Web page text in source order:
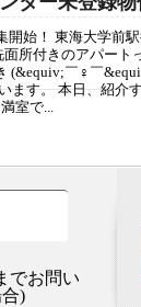
始！ 東海大学前
所付きのアパー
(&equiv;￣♀￣
す。 本日、紹介
室で...
でお問い
)